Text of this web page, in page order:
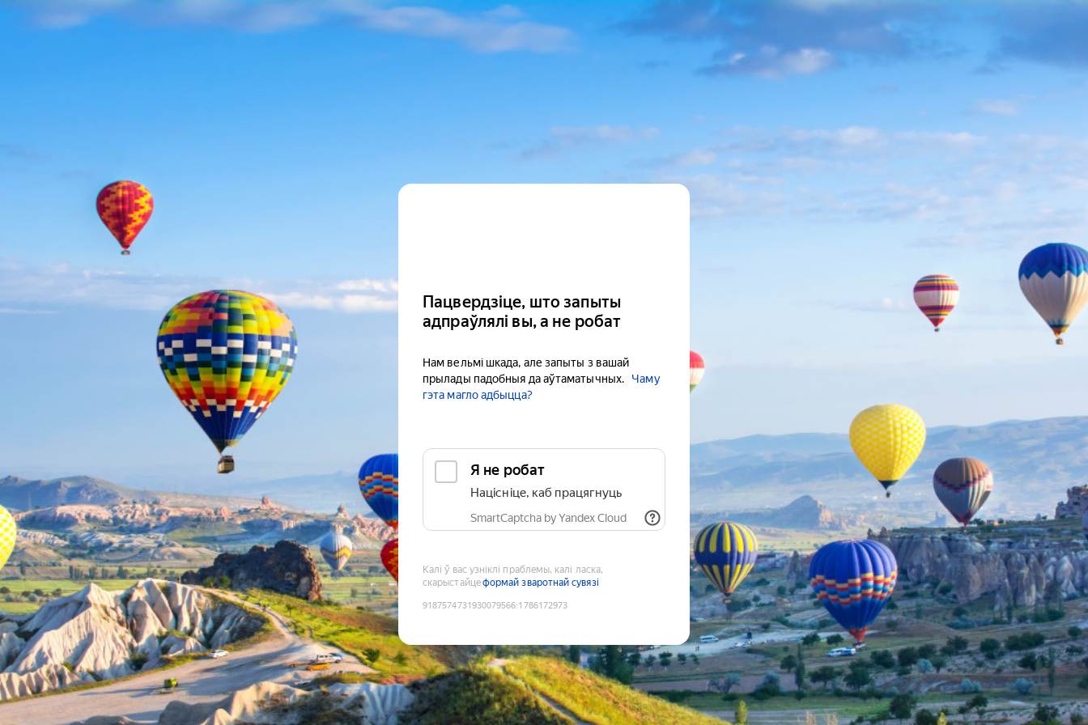
Пацвердзіце, што запыты
адпраўлялі вы, а не робат
Нам вельмі шкада, але запыты з вашай
прылады падобныя да аўтаматычных.
Чаму
гэта магло адбыцца?
Я не робат
Націсніце, каб працягнуць
SmartCaptcha by Yandex Cloud
Калі ў вас узніклі праблемы, калі ласка,
скарыстайцеформай зваротнай сувязі
9187574731930079566:1786172973